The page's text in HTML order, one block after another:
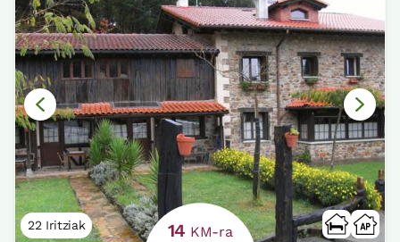
22 Iritziak 14 KM-ra